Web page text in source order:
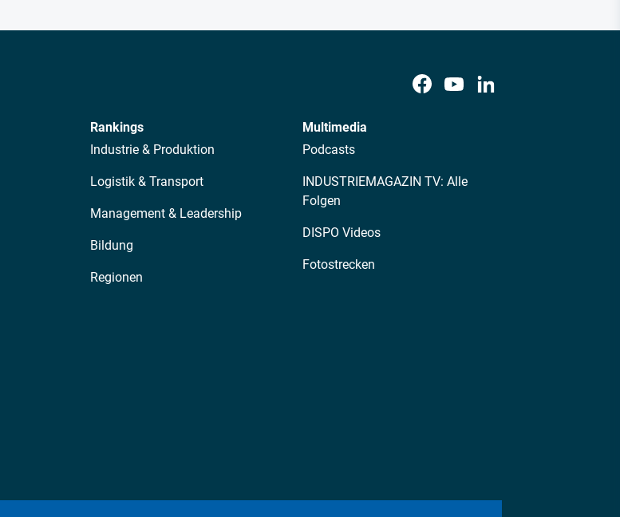
Rankings
Industrie & Produktion
Logistik & Transport
Management & Leadership
Bildung
Regionen
Multimedia
Podcasts
INDUSTRIEMAGAZIN TV: Alle
Folgen
DISPO Videos
Fotostrecken